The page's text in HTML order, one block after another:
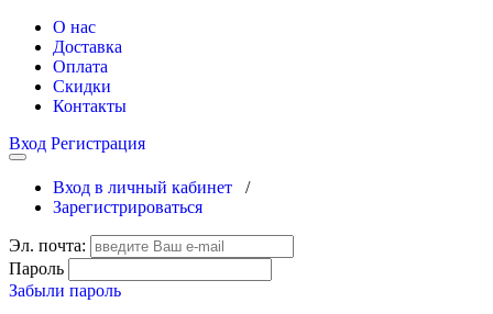
О нас
Доставка
Оплата
Скидки
Контакты
Вход Регистрация
Вход в личный кабинет
/
Зарегистрироваться
Эл. почта:
Пароль
Забыли пароль